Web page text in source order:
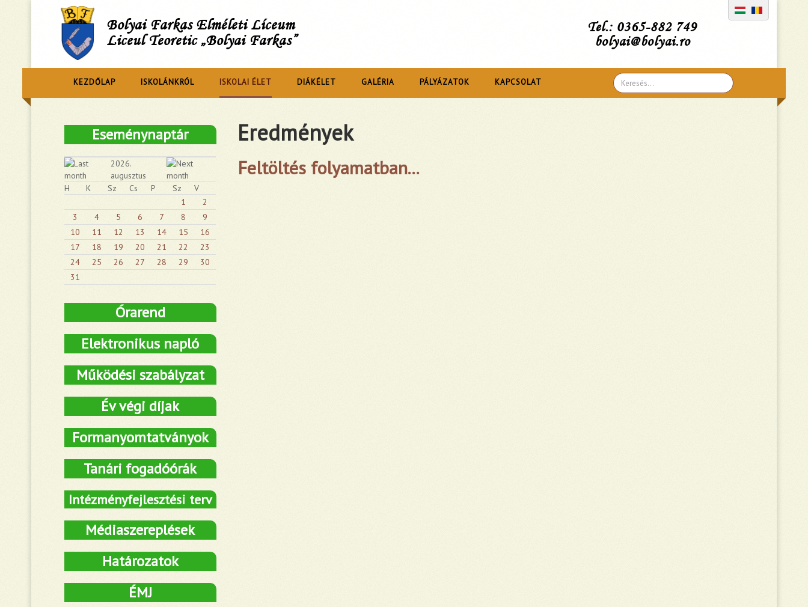
Bolyai Farkas Elméleti Líceum
Liceul Teoretic „Bolyai Farkas”
Tel.: 0365-882 749
bolyai@bolyai.ro
Search
...
KEZDŐLAP ISKOLÁNKRÓL ISKOLAI ÉLET DIÁKÉLET GALÉRIA PÁLYÁZATOK KAPCSOLAT
Eredmények
Feltöltés folyamatban...
Eseménynaptár
2026.
augusztus
H
K Sz Cs P Sz
V
1
2
3
4 5 6 7 8
9
10
11 12 13 14 15
16
17
18 19 20 21 22
23
24
25 26 27 28 29
30
31
Órarend
Elektronikus napló
Működési szabályzat
Év végi díjak
Formanyomtatványok
Tanári fogadóórák
Intézményfejlesztési terv
Médiaszereplések
Határozatok
ÉMJ